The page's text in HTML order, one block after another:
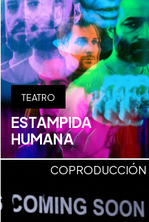
TEATRO
ESTAMPIDA
HUMANA
COPRODUCCIÓN